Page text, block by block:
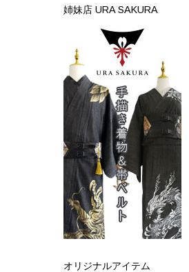
姉妹店 URA SAKURA
オリジナルアイテム